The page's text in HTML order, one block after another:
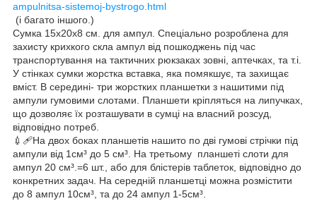
ampulnitsa-sistemoj-bystrogo.html
(і багато іншого.)
Сумка 15х20х8 см. для ампул. Спеціально розроблена для
захисту крихкого скла ампул від пошкоджень під час
транспортування на тактичних рюкзаках зовні, аптечках, та т.і.
У стінках сумки жорстка вставка, яка помякшує, та захищає
вміст. В середині- три жорстких планшетки з нашитими під
ампули гумовими слотами. Планшети кріпляться на липучках,
що дозволяє їх розташувати в сумці на власний розсуд,
відповідно потреб.
💉🩹На двох боках планшетів нашито по дві гумові стрічки під
ампули від 1см³ до 5 см³. На третьому планшеті слоти для
ампул 20 см³.=6 шт., або для блістерів таблеток, відповідно до
конкретних задач. На середній планшетці можна розмістити
до 8 ампул 10см³, та до 24 ампул 1-5см³.